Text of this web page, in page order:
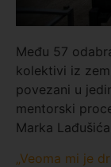
Među 57
kolektivi iz
povezani u
mentorski
Marka
„Veoma mi je